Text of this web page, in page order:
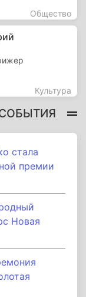
Общество
Культура
стала
премии
Новая